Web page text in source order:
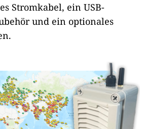
Stromkabel, ein USB-
und ein optionales